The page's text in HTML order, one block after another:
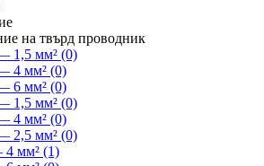
на твърд проводник
1,5 мм² (0)
4 мм² (0)
6 мм² (0)
1,5 мм² (0)
4 мм² (0)
2,5 мм² (0)
мм² (1)